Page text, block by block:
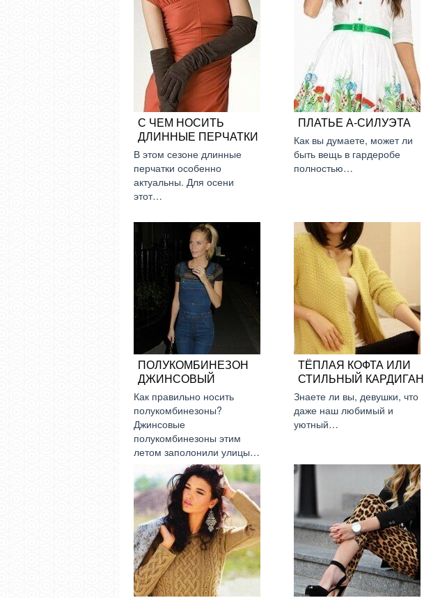
С ЧЕМ НОСИТЬ
ДЛИННЫЕ ПЕРЧАТКИ
В этом сезоне длинные
перчатки особенно
актуальны. Для осени
этот…
ПЛАТЬЕ А-СИЛУЭТА
Как вы думаете, может ли
быть вещь в гардеробе
полностью…
ПОЛУКОМБИНЕЗОН
ДЖИНСОВЫЙ
Как правильно носить
полукомбинезоны?
Джинсовые
полукомбинезоны этим
летом заполонили улицы…
ТЁПЛАЯ КОФТА ИЛИ
СТИЛЬНЫЙ КАРДИГАН
Знаете ли вы, девушки, что
даже наш любимый и
уютный…